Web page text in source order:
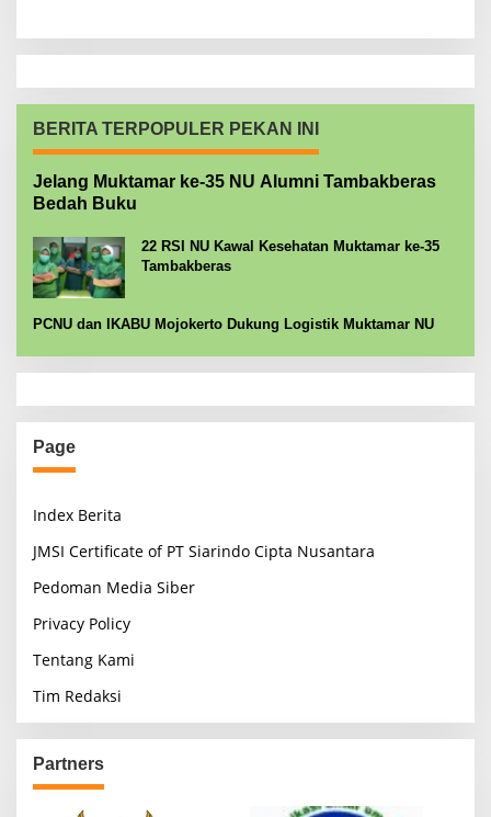
BERITA TERPOPULER PEKAN INI
Jelang Muktamar ke-35 NU Alumni Tambakberas
Bedah Buku
22 RSI NU Kawal Kesehatan Muktamar ke-35
Tambakberas
PCNU dan IKABU Mojokerto Dukung Logistik Muktamar NU
Page
Index Berita
JMSI Certificate of PT Siarindo Cipta Nusantara
Pedoman Media Siber
Privacy Policy
Tentang Kami
Tim Redaksi
Partners